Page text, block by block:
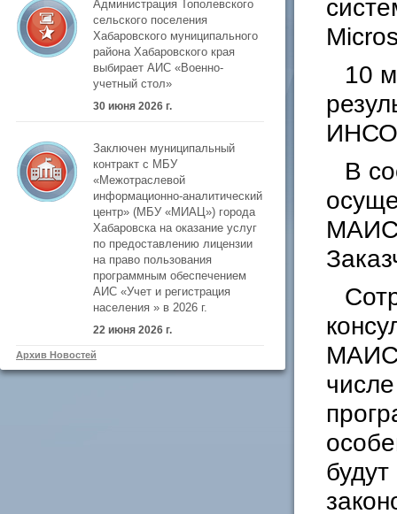
Администрация Тополевского
сельского поселения
Хабаровского муниципального
района Хабаровского края
выбирает АИС «Военно-
учетный стол»
30 июня 2026 г.
Заключен муниципальный
контракт с МБУ
«Межотраслевой
информационно-аналитический
центр» (МБУ «МИАЦ») города
Хабаровска на оказание услуг
по предоставлению лицензии
на право пользования
программным обеспечением
АИС «Учет и регистрация
населения » в 2026 г.
22 июня 2026 г.
Архив Новостей
10
В
МАИС
МАИС